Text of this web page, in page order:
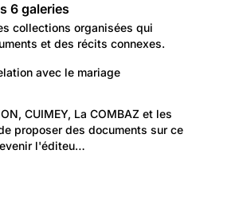
6 galeries
collections organisées qui
et des récits connexes.
et question de genre
avec le mariage
hier et aujourd'hui
CUIMEY, La COMBAZ et les
proposer des documents sur ce
l'éditeu…